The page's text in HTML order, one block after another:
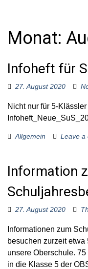
o
r
Monat:
Infoheft für
27. August 2020
Nicht nur für 5-
Allgemein Leave a
Information
27. August 2020
Informationen zum
besuchen zurzeit
unsere Oberschule.
in die Klasse 5 der